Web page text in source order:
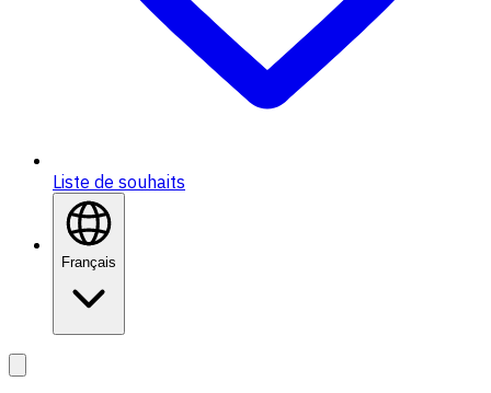
Liste de souhaits
Français